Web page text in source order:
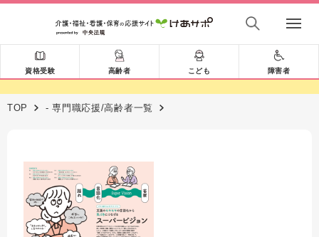
資格受験 高齢者 こども 障害者
TOP - 専門職応援/高齢者一覧